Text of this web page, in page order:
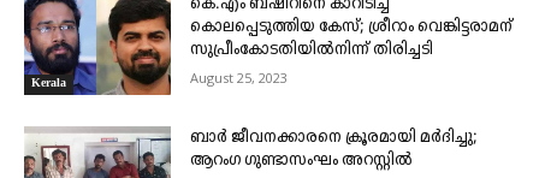
Kerala
കൊലപ്പെടുത്തിയ കേസ്; ശ്രീറാം വെങ്കിട്ടരാമന്
സുപ്രീംകോടതിയിൽനിന്ന് തിരിച്ചടി
August 25, 2023
ബാർ ജീവനക്കാരനെ ക്രൂരമായി മർദിച്ചു;
ആറംഗ ഗുണ്ടാസംഘം അറസ്റ്റിൽ